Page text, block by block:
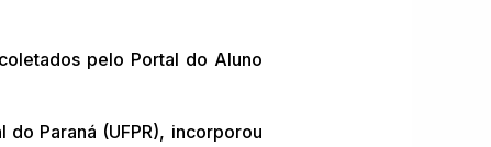
pelo Portal do Aluno
Paraná (UFPR), incorporou